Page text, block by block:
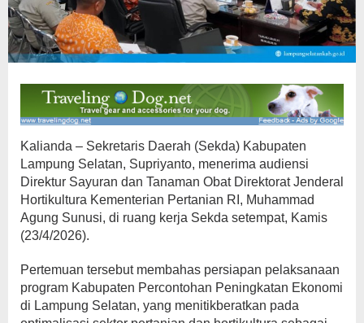
Kalianda – Sekretaris Daerah (Sekda) Kabupaten
Lampung Selatan, Supriyanto, menerima audiensi
Direktur Sayuran dan Tanaman Obat Direktorat Jenderal
Hortikultura Kementerian Pertanian RI, Muhammad
Agung Sunusi, di ruang kerja Sekda setempat, Kamis
(23/4/2026).
Pertemuan tersebut membahas persiapan pelaksanaan
program Kabupaten Percontohan Peningkatan Ekonomi
di Lampung Selatan, yang menitikberatkan pada